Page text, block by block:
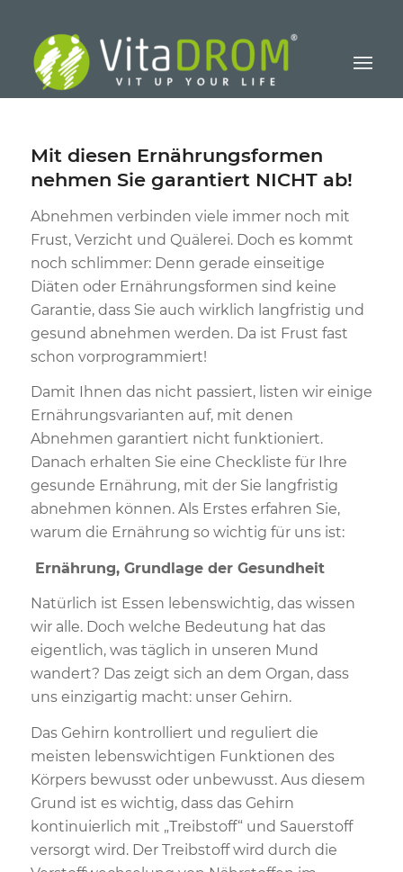
Mit diesen Ernährungsformen
nehmen Sie garantiert NICHT ab!
Abnehmen verbinden viele immer noch mit
Frust, Verzicht und Quälerei. Doch es kommt
noch schlimmer: Denn gerade einseitige
Diäten oder Ernährungsformen sind keine
Garantie, dass Sie auch wirklich langfristig und
gesund abnehmen werden. Da ist Frust fast
schon vorprogrammiert!
Damit Ihnen das nicht passiert, listen wir einige
Ernährungsvarianten auf, mit denen
Abnehmen garantiert nicht funktioniert.
Danach erhalten Sie eine Checkliste für Ihre
gesunde Ernährung, mit der Sie langfristig
abnehmen können. Als Erstes erfahren Sie,
warum die Ernährung so wichtig für uns ist:
Ernährung, Grundlage der Gesundheit
Natürlich ist Essen lebenswichtig, das wissen
wir alle. Doch welche Bedeutung hat das
eigentlich, was täglich in unseren Mund
wandert? Das zeigt sich an dem Organ, dass
uns einzigartig macht: unser Gehirn.
Das Gehirn kontrolliert und reguliert die
meisten lebenswichtigen Funktionen des
Körpers bewusst oder unbewusst. Aus diesem
Grund ist es wichtig, dass das Gehirn
kontinuierlich mit „Treibstoff“ und Sauerstoff
versorgt wird. Der Treibstoff wird durch die